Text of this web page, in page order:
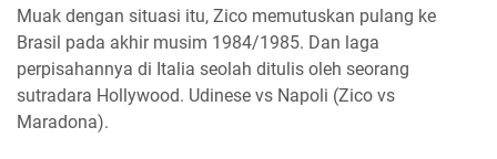
Muak dengan situasi itu, Zico memutuskan pulang ke
Brasil pada akhir musim 1984/1985. Dan laga
perpisahannya di Italia seolah ditulis oleh seorang
sutradara Hollywood. Udinese vs Napoli (Zico vs
Maradona).